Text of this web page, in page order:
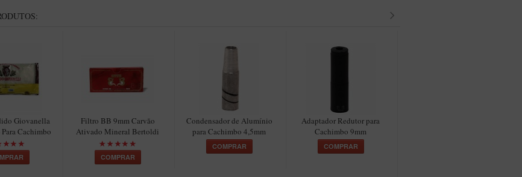
Giovanella
Cachimbo
Filtro BB 9mm Carvão
Ativado Mineral Bertoldi
COMPRAR
Condensador de Alumínio
para Cachimbo 4,5mm
COMPRAR
Adaptador Redutor para
Cachimbo 9mm
COMPRAR